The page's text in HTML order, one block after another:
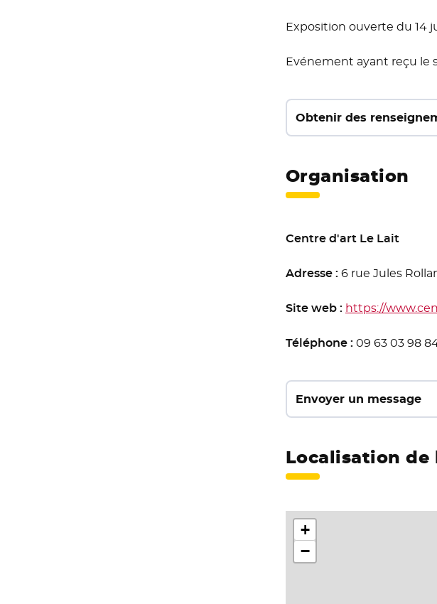
Exposition ouverte du 14
Evénement ayant reçu le
Obtenir des
Organisation
Centre d'art Le Lait
Adresse :6 rue Jules
Site web : https://
Téléphone :09 63 03 98
Envoyer un message
Localisation de
+
−